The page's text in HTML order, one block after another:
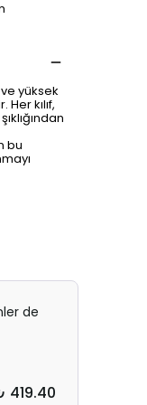
ve yüksek
kılıf,
bu
de
419.40